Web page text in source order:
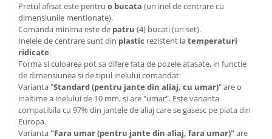
Pretul afisat este pentru o bucata (un inel de centrare cu
dimensiunile mentionate).
Comanda minima este de patru (4) bucati (un set).
Inelele de centrare sunt din plastic rezistent latemperaturi
ridicate.
Forma si culoarea pot sa difere fata de pozele atasate, in functie
de dimensiunea si de tipul inelului comandat:
Varianta "Standard (pentru jante din aliaj, cu umar)" are o
inaltime a inelului de 10 mm, si are "umar". Este varianta
compatibila cu 97% din jantele de aliaj care se gasesc pe piata din
Europa.
Varianta "Fara umar (pentru jante din aliaj, fara umar)"are